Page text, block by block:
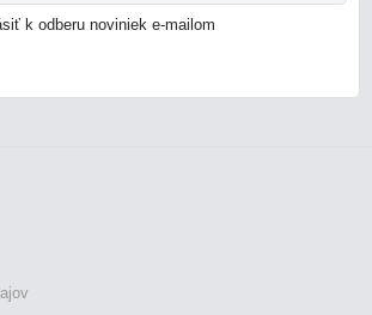
k odberu noviniek e-mailom